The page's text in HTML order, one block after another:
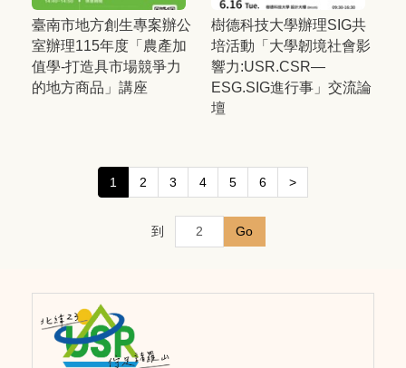
臺南市地方創生專案辦公
室辦理115年度「農產加
值學-打造具市場競爭力
的地方商品」講座
樹德科技大學辦理SIG共
培活動「大學韌境社會影
響力:USR.CSR—
ESG.SIG進行事」交流論
壇
1 2 3 4 5 6 >
到 Go